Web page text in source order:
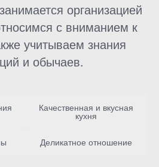
организацией
с вниманием к
учитываем знания
и обычаев.
Качественная и вкусная
кухня
Деликатное отношение